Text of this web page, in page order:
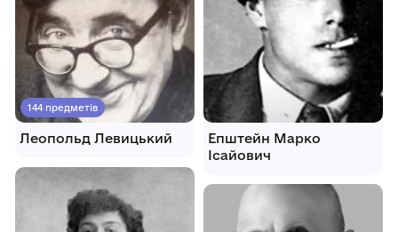
144 предметів
Леопольд Левицький
Епштейн Марко
Ісайович